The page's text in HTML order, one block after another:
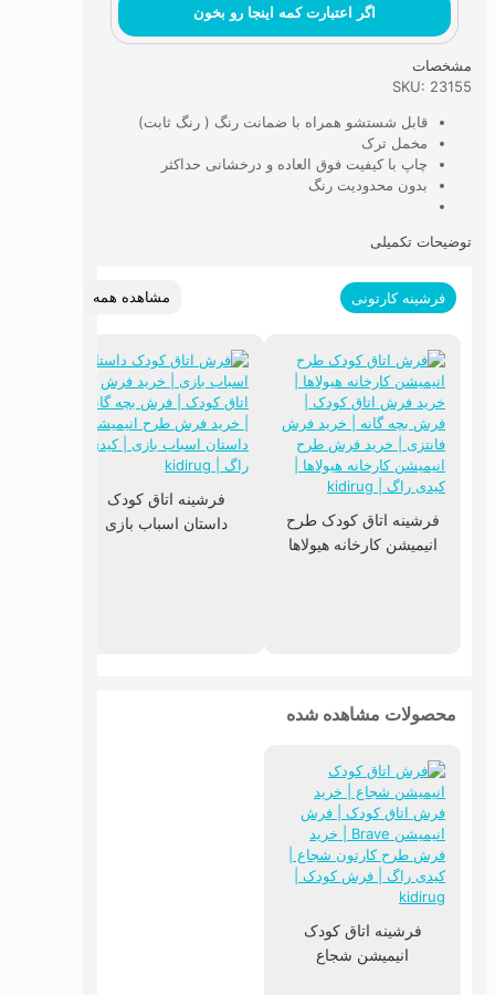
اگر اعتبارت کمه اینجا رو بخون
مشخصات
SKU: 23155
قابل شستشو همراه با ضمانت رنگ ( رنگ ثابت)
مخمل ترک
چاپ با کیفیت فوق العاده و درخشانی حداکثر
بدون محدودیت رنگ
توضیحات تکمیلی
فرشینه کارتونی مشاهده همه
فرشینه اتاق کودک طرح
انیمیشن کارخانه هیولاها
فرشینه اتاق کودک
داستان اسباب بازی
محصولات مشاهده شده
فرشینه اتاق کودک
انیمیشن شجاع